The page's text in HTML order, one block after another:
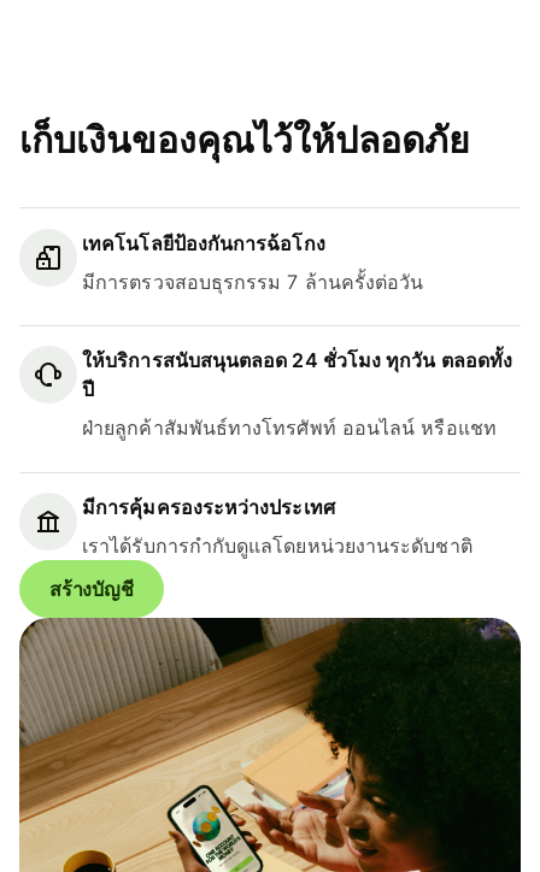
เก็บเงินของคุณไว้ให้ปลอดภัย
เทคโนโลยีป้องกันการฉ้อโกง
มีการตรวจสอบธุรกรรม 7 ล้านครั้งต่อวัน
ให้บริการสนับสนุนตลอด 24 ชั่วโมง ทุกวัน ตลอดทั้ง
ปี
ฝ่ายลูกค้าสัมพันธ์ทางโทรศัพท์ ออนไลน์ หรือแชท
มีการคุ้มครองระหว่างประเทศ
เราได้รับการกำกับดูแลโดยหน่วยงานระดับชาติ
สร้างบัญชี